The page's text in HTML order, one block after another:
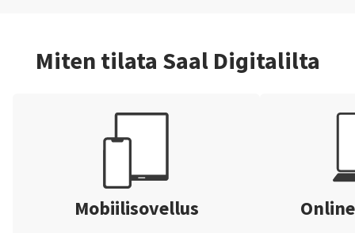
Miten tilata Saal Digitalilta
Mobiilisovellus